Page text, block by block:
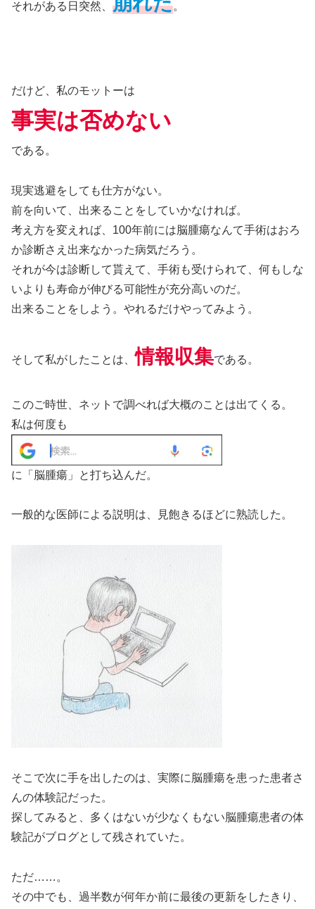
それがある日突然、 。
だけど、私のモットーは
事実は否めない
である。
現実逃避をしても仕方がない。
前を向いて、出来ることをしていかなければ。
考え方を変えれば、100年前には脳腫瘍なんて手術はおろ
か診断さえ出来なかった病気だろう。
それが今は診断して貰えて、手術も受けられて、何もしな
いよりも寿命が伸びる可能性が充分高いのだ。
出来ることをしよう。やれるだけやってみよう。
そして私がしたことは、情報収集である。
このご時世、ネットで調べれば大概のことは出てくる。
私は何度も
に「脳腫瘍」と打ち込んだ。
一般的な医師による説明は、見飽きるほどに熟読した。
そこで次に手を出したのは、実際に脳腫瘍を患った患者さ
んの体験記だった。
探してみると、多くはないが少なくもない脳腫瘍患者の体
験記がブログとして残されていた。
ただ……。
その中でも、過半数が何年か前に最後の更新をしたきり、